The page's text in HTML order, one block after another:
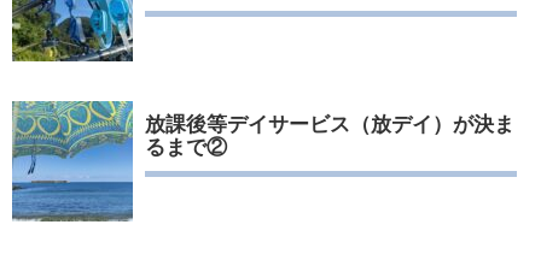
放課後等デイサービス（放デイ）が決ま
るまで②